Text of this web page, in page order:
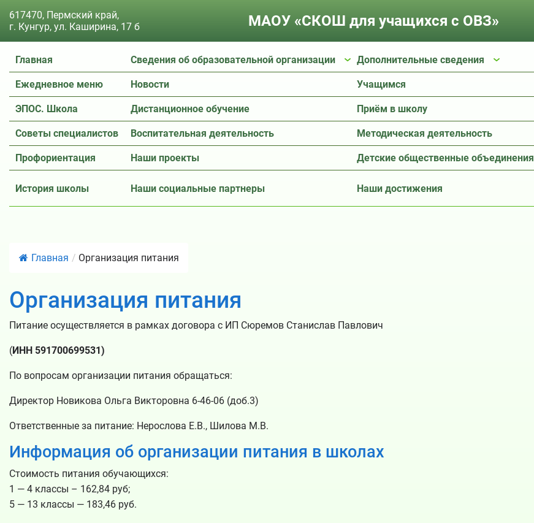
617470, Пермский край,
г. Кунгур, ул. Каширина, 17 б
МАОУ «СКОШ для учащихся с ОВЗ»
Главная Сведения об образовательной организации Дополнительные сведения
Ежедневное меню Новости Учащимся
ЭПОС. Школа Дистанционное обучение Приём в школу
Советы специалистов Воспитательная деятельность Методическая деятельность
Профориентация Наши проекты Детские общественные объединения
История школы Наши социальные партнеры Наши достижения
Главная / Организация питания
Организация питания
Питание осуществляется в рамках договора с ИП Сюремов Станислав Павлович
(ИНН 591700699531)
По вопросам организации питания обращаться:
Директор Новикова Ольга Викторовна 6-46-06 (доб.3)
Ответственные за питание: Нерослова Е.В., Шилова М.В.
Информация об организации питания в школах
Стоимость питания обучающихся:
1 — 4 классы – 162,84 руб;
5 — 13 классы — 183,46 руб.